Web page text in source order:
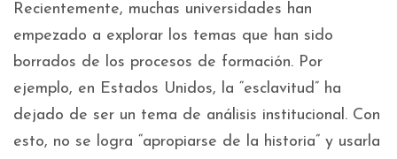
Recientemente, muchas universidades han
empezado a explorar los temas que han sido
borrados de los procesos de formación. Por
ejemplo, en Estados Unidos, la “esclavitud” ha
dejado de ser un tema de análisis institucional. Con
esto, no se logra “apropiarse de la historia” y usarla